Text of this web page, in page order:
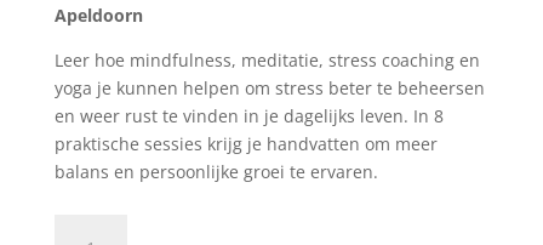
Apeldoorn
Leer hoe mindfulness, meditatie, stress coaching en
yoga je kunnen helpen om stress beter te beheersen
en weer rust te vinden in je dagelijks leven. In 8
praktische sessies krijg je handvatten om meer
balans en persoonlijke groei te ervaren.